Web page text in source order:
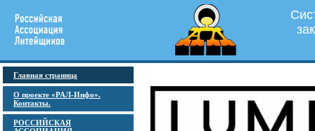
Главная страница
О проекте «РАЛ-Инфо».
Контакты.
РОССИЙСКАЯ